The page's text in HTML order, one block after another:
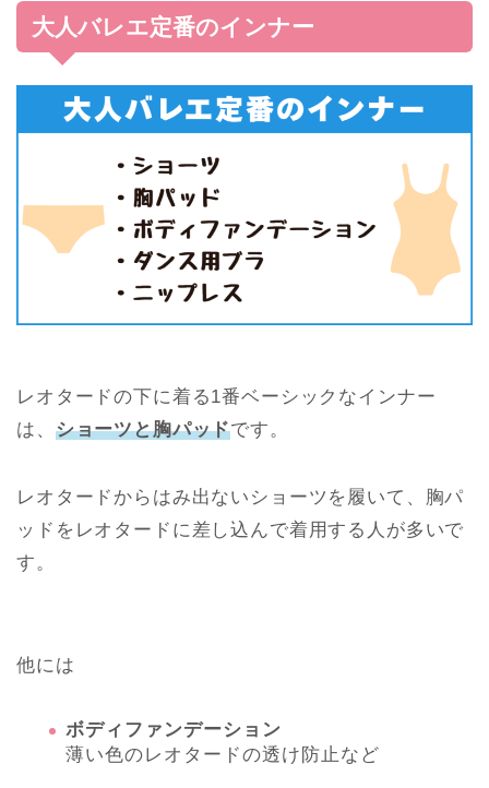
大人バレエ定番のインナー
レオタードの下に着る1番ベーシックなインナー
は、 ショーツと胸パッドです。
レオタードからはみ出ないショーツを履いて、胸パ
ッドをレオタードに差し込んで着用する人が多いで
す。
他には
ボディファンデーション
薄い色のレオタードの透け防止など